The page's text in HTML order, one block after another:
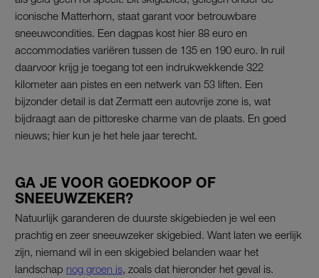
iconische Matterhorn, staat garant voor betrouwbare
sneeuwcondities. Een dagpas kost hier 88 euro en
accommodaties variëren tussen de 135 en 190 euro. In ruil
daarvoor krijg je toegang tot een indrukwekkende 322
kilometer aan pistes en een netwerk van 53 liften. Een
bijzonder detail is dat Zermatt een autovrije zone is, wat
bijdraagt aan de pittoreske charme van de plaats. En goed
nieuws; hier kun je het hele jaar terecht.
GA JE VOOR GOEDKOOP OF
SNEEUWZEKER?
Natuurlijk garanderen de duurste skigebieden je wel een
prachtig en zeer sneeuwzeker skigebied. Want laten we eerlijk
zijn, niemand wil in een skigebied belanden waar het
landschap nog groen is , zoals dat hieronder het geval is.